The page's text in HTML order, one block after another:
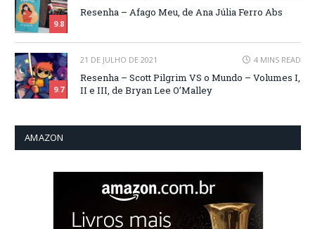
9.8
Resenha – Afago Meu, de Ana Júlia Ferro Abs
9.7
21 DE JULHO DE 2021 4 MINS READ
Resenha – Scott Pilgrim VS o Mundo – Volumes I,
II e III, de Bryan Lee O’Malley
AMAZON